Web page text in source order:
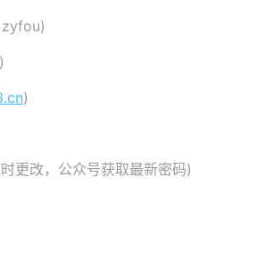
zyfou)
)
更改，公众号获取最新密码)